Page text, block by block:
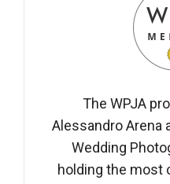
The WPJA
Alessandro Arena
Wedding
holding the most